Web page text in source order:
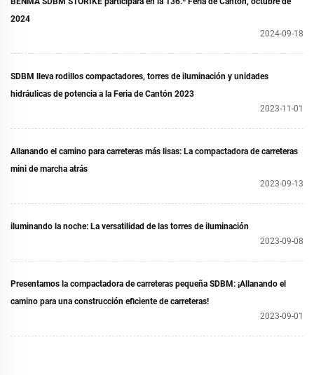
2024
2024-09-18
SDBM lleva rodillos compactadores, torres de iluminación y unidades
hidráulicas de potencia a la Feria de Cantón 2023
2023-11-01
Allanando el camino para carreteras más lisas: La compactadora de carreteras
mini de marcha atrás
2023-09-13
iluminando la noche: La versatilidad de las torres de iluminación
2023-09-08
Presentamos la compactadora de carreteras pequeña SDBM: ¡Allanando el
camino para una construcción eficiente de carreteras!
2023-09-01